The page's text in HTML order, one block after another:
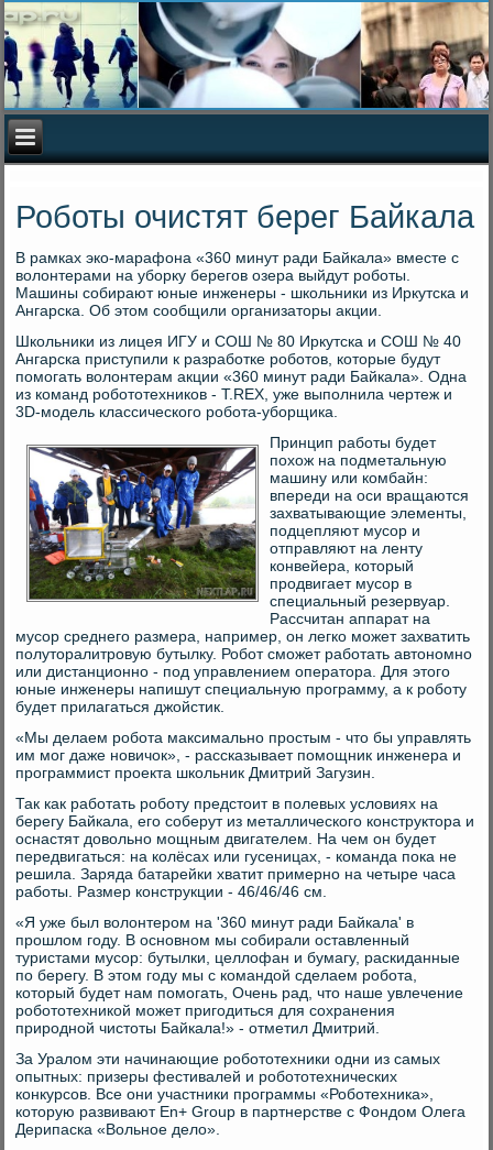
Роботы очистят берег Байкала
В рамках эко-марафона «360 минут ради Байкала» вместе с
волонтерами на уборку берегов озера выйдут роботы.
Машины собирают юные инженеры - школьники из Иркутска и
Ангарска. Об этом сообщили организаторы акции.
Школьники из лицея ИГУ и СОШ № 80 Иркутска и СОШ № 40
Ангарска приступили к разработке роботов, которые будут
помогать волонтерам акции «360 минут ради Байкала». Одна
из команд робототехников - T.REX, уже выполнила чертеж и
3D-модель классического робота-уборщика.
Принцип работы будет
похож на подметальную
машину или комбайн:
впереди на оси вращаются
захватывающие элементы,
подцепляют мусор и
отправляют на ленту
конвейера, который
продвигает мусор в
специальный резервуар.
Рассчитан аппарат на
мусор среднего размера, например, он легко может захватить
полуторалитровую бутылку. Робот сможет работать автономно
или дистанционно - под управлением оператора. Для этого
юные инженеры напишут специальную программу, а к роботу
будет прилагаться джойстик.
«Мы делаем робота максимально простым - что бы управлять
им мог даже новичок», - рассказывает помощник инженера и
программист проекта школьник Дмитрий Загузин.
Так как работать роботу предстоит в полевых условиях на
берегу Байкала, его соберут из металлического конструктора и
оснастят довольно мощным двигателем. На чем он будет
передвигаться: на колёсах или гусеницах, - команда пока не
решила. Заряда батарейки хватит примерно на четыре часа
работы. Размер конструкции - 46/46/46 см.
«Я уже был волонтером на '360 минут ради Байкала' в
прошлом году. В основном мы собирали оставленный
туристами мусор: бутылки, целлофан и бумагу, раскиданные
по берегу. В этом году мы с командой сделаем робота,
который будет нам помогать, Очень рад, что наше увлечение
робототехникой может пригодиться для сохранения
природной чистоты Байкала!» - отметил Дмитрий.
За Уралом эти начинающие робототехники одни из самых
опытных: призеры фестивалей и робототехнических
конкурсов. Все они участники программы «Роботехника»,
которую развивают En+ Group в партнерстве с Фондом Олега
Дерипаска «Вольное дело».